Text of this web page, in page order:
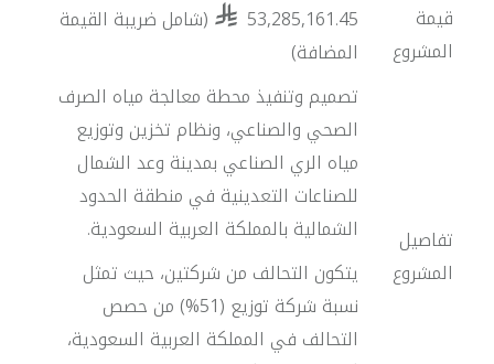
قيمة
المشروع
53,285,161.45
(شامل ضريبة القيمة
المضافة)
تفاصيل
المشروع
تصميم وتنفيذ محطة معالجة مياه الصرف
الصحي والصناعي، ونظام تخزين وتوزيع
مياه الري الصناعي بمدينة وعد الشمال
للصناعات التعدينية في منطقة الحدود
الشمالية بالمملكة العربية السعودية.
يتكون التحالف من شركتين، حيث تمثل
نسبة شركة توزيع (51%) من حصص
التحالف في المملكة العربية السعودية،